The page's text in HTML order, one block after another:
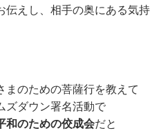
伝えし、相手の奥にある気持
まのための菩薩行を教えて
ズダウン署名活動で
和のための佼成会だと